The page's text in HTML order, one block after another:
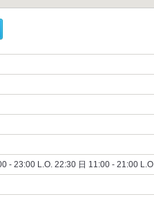
- 23:00 L.O. 22:30 日 11:00 - 21:00